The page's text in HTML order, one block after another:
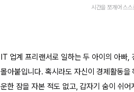
시간을 쪼개어 스
IT 업계 프리랜서로 일하는 두 아이의 아빠,
몰아붙입니다. 혹시라도 자신이 경제활동
운한 잠을 자본 적도 없고, 갑자기 숨이 쉬